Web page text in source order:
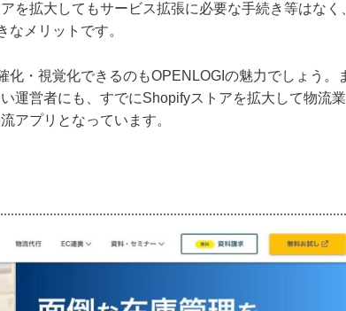
を拡大してもサービス拡張に必要な手続き等はなく
メリットです。
・視覚化できるのもOPENLOGIの魅力でしょう。
運営者にも、すでにShopifyストアを拡大して物流
アプリとなっています。